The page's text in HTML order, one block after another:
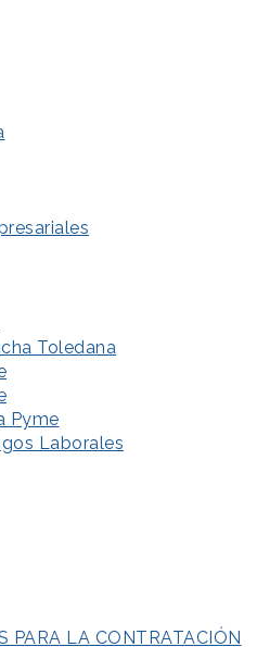
Toledana
Pyme
Laborales
PARA LA CONTRATACIÓN